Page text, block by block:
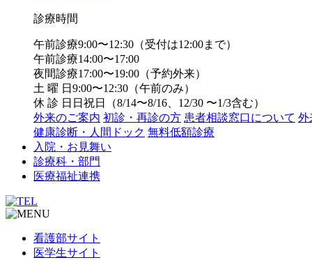
診療時間
午前診療9:00〜12:30 （受付は12:00まで）
午前診療14:00〜17:00
夜間診療17:00〜19:00 （予約外来）
土 曜 日 9:00〜12:30 （午前のみ）
休 診 日 日祝日（8/14〜8/16、12/30 〜1/3含む）
外来のご案内 初診・再診の方 患者相談窓口について 外
健康診断・人間ドック 無料低額診療
入院・お見舞い
診療科・部門
医療福祉連携
看護部サイト
医学生サイト